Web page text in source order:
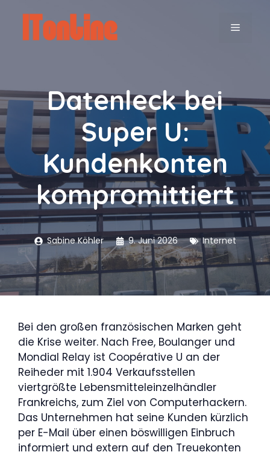
springen
MENÜ
Datenleck bei
Super U:
Kundenkonten
kompromittiert
Sabine Köhler 9. Juni 2026 Internet
Bei den großen französischen Marken geht
die Krise weiter. Nach Free, Boulanger und
Mondial Relay ist Coopérative U an der
Reiheder mit 1.904 Verkaufsstellen
viertgrößte Lebensmitteleinzelhändler
Frankreichs, zum Ziel von Computerhackern.
Das Unternehmen hat seine Kunden kürzlich
per E-Mail über einen böswilligen Einbruch
informiert und extern auf den Treuekonten